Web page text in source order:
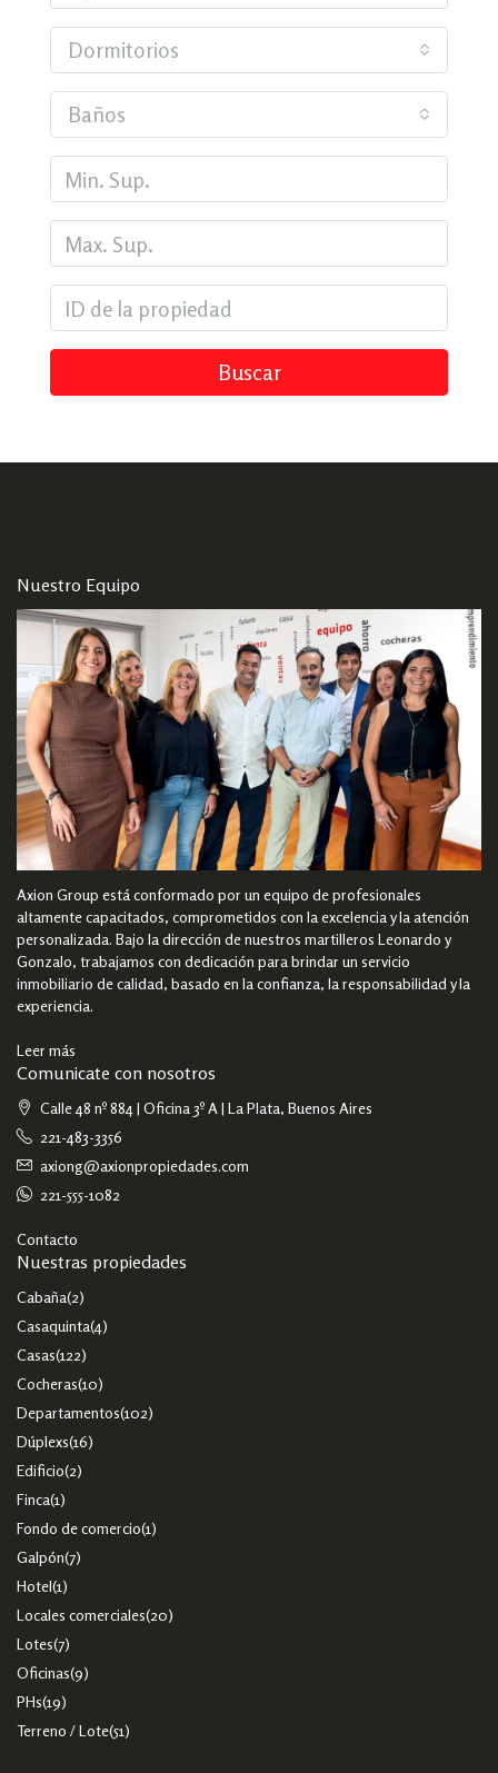
Dormitorios
Baños
Buscar
Nuestro Equipo
Axion Group está conformado por un equipo de profesionales
altamente capacitados, comprometidos con la excelencia y la atención
personalizada. Bajo la dirección de nuestros martilleros Leonardo y
Gonzalo, trabajamos con dedicación para brindar un servicio
inmobiliario de calidad, basado en la confianza, la responsabilidad y la
experiencia.
Leer más
Comunicate con nosotros
Calle 48 nº 884 | Oficina 3º A | La Plata, Buenos Aires
221-483-3356
axiong@axionpropiedades.com
221-555-1082
Contacto
Nuestras propiedades
Cabaña(2)
Casaquinta(4)
Casas(122)
Cocheras(10)
Departamentos(102)
Dúplexs(16)
Edificio(2)
Finca(1)
Fondo de comercio(1)
Galpón(7)
Hotel(1)
Locales comerciales(20)
Lotes(7)
Oficinas(9)
PHs(19)
Terreno / Lote(51)